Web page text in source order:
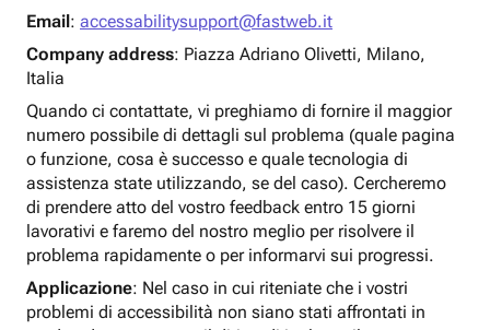
Email: accessabilitysupport@fastweb.it
Company address: Piazza Adriano Olivetti, Milano,
Italia
Quando ci contattate, vi preghiamo di fornire il maggior
numero possibile di dettagli sul problema (quale pagina
o funzione, cosa è successo e quale tecnologia di
assistenza state utilizzando, se del caso). Cercheremo
di prendere atto del vostro feedback entro 15 giorni
lavorativi e faremo del nostro meglio per risolvere il
problema rapidamente o per informarvi sui progressi.
Applicazione: Nel caso in cui riteniate che i vostri
problemi di accessibilità non siano stati affrontati in